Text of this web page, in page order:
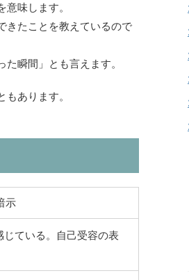
意味します。
きたことを教えているので
瞬間」とも言えます。
もあります。
示
ている。自己受容の表